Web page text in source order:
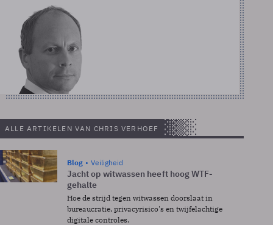
ALLE ARTIKELEN VAN CHRIS VERHOEF
Blog Veiligheid
Jacht op witwassen heeft hoog WTF-
gehalte
Hoe de strijd tegen witwassen doorslaat in
bureaucratie, privacyrisico's en twijfelachtige
digitale controles.